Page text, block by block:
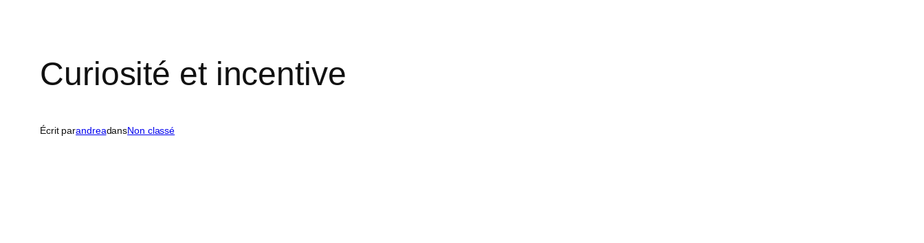
Curiosité et incentive
Écrit parandreadansNon classé